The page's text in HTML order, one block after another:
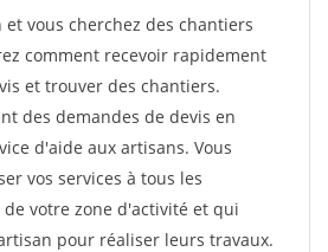
vous cherchez des chantiers
comment recevoir rapidement
et trouver des chantiers.
des demandes de devis en
d'aide aux artisans. Vous
vos services à tous les
votre zone d'activité et qui
pour réaliser leurs travaux.